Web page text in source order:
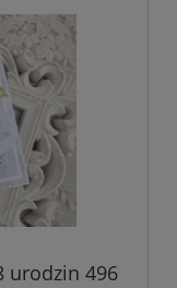
urodzin 496